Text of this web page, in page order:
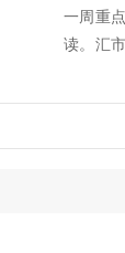
一周重
读。汇